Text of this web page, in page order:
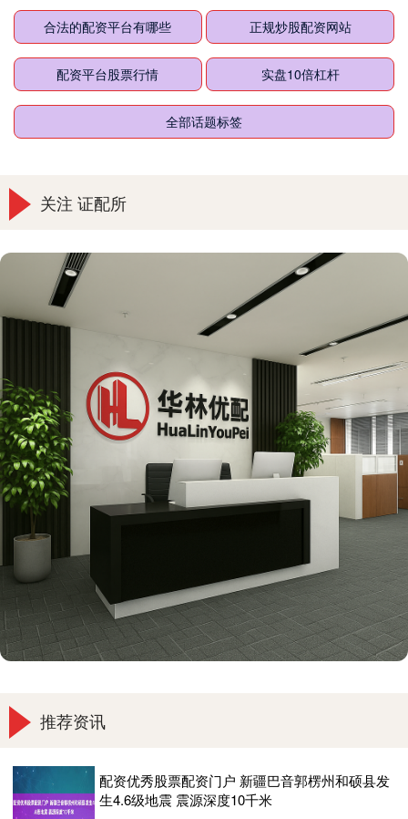
合法的配资平台有哪些 正规炒股配资网站
配资平台股票行情 实盘10倍杠杆
全部话题标签
关注 证配所
推荐资讯
配资优秀股票配资门户 新疆巴音郭楞州和硕县发
生4.6级地震 震源深度10千米